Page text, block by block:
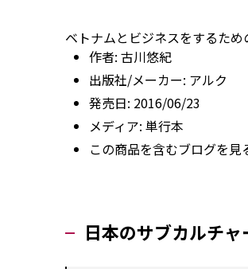
ベトナムとビジネスをするた
作者: 古川悠紀
出版社/メーカー: アルク
発売日: 2016/06/23
メディア: 単行本
この商品を含むブログを見
日本のサブカルチ